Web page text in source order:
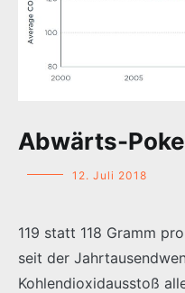
Abwärts-
12. Juli 2018
119 statt 118 Gramm
seit der
Kohlendioxidausstoß